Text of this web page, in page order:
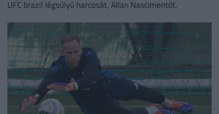
UFC brazil légsúlyú harcosát, Allan Nascimentót.